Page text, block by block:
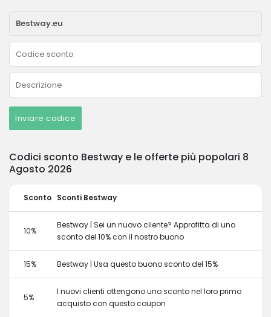
Inviare codice
Codici sconto Bestway e le offerte più popolari 8
Agosto 2026
Sconto Sconti Bestway
10%
Bestway | Sei un nuovo cliente? Approfitta di uno
sconto del 10% con il nostro buono
15% Bestway | Usa questo buono sconto del 15%
5%
I nuovi clienti ottengono uno sconto nel loro primo
acquisto con questo coupon